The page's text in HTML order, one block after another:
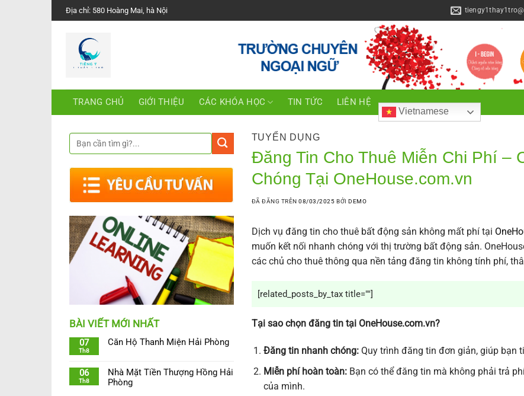
Chuyển
đến
Địa chỉ: 580 Hoàng Mai, hà Nội
TRANG CHỦ GIỚI THIỆU CÁC KHÓA HỌC TIN TỨC LIÊN HỆ
Vietnamese
BÀI VIẾT MỚI NHẤT
07
Th8
Căn Hộ Thanh Miện Hải Phòng
06
Th8
Nhà Mặt Tiền Thượng Hồng Hải
Phòng
TUYỂN DỤNG
Đăng Tin Cho Thuê Miễn Chi Phí –
Chóng Tại OneHouse.com.vn
ĐÃ ĐĂNG TRÊN08/03/2025 BỞIDEMO
Dịch vụ đăng tin cho thuê bất động sản không mất phí tại
muốn kết nối nhanh chóng với thị trường bất động sản.
các chủ cho thuê thông qua nền tảng đăng tin không tính phí,
[related_posts_by_tax title=""]
Tại sao chọn đăng tin tại OneHouse.com.vn?
Đăng tin nhanh chóng: Quy trình đăng tin đơn giản, giúp bạn
Miễn phí hoàn toàn: Bạn có thể đăng tin mà không phải trả
của mình.